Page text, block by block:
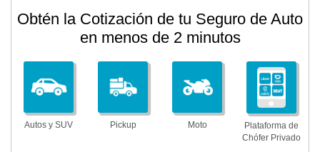
Obtén la Cotización de tu Seguro de Auto
en menos de 2 minutos
Autos y SUV Pickup Moto
Plataforma de
Chófer Privado